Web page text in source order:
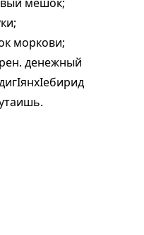
моркови;
денежный